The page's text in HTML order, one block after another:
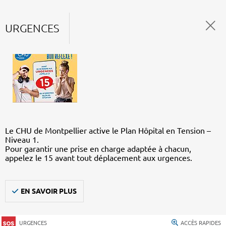
URGENCES
Le CHU de Montpellier active le Plan Hôpital en Tension –
Niveau 1.
Pour garantir une prise en charge adaptée à chacun,
appelez le 15 avant tout déplacement aux urgences.
EN SAVOIR PLUS
URGENCES ACCÈS RAPIDES